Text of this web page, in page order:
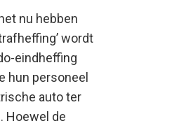
nu hebben
wordt
eindheffing
hun personeel
auto ter
Hoewel de